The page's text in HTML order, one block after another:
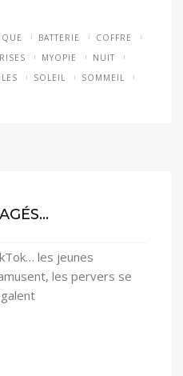
BATTERIE
COFFRE
MYOPIE
NUIT
SOLEIL
SOMMEIL
les jeunes
les pervers se